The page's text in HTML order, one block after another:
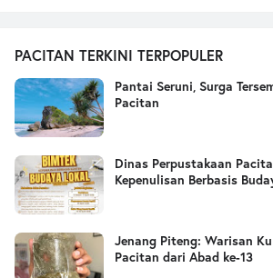
PACITAN TERKINI TERPOPULER
Pantai Seruni, Surga
Pacitan
Dinas Perpustakaan
Kepenulisan Berbasis
Jenang Piteng: Warisan
Pacitan dari Abad ke-13